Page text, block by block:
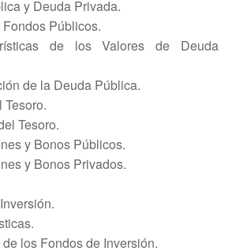
y Deuda Privada.
Públicos.
de los Valores de Deuda
de la Deuda Pública.
Tesoro.
Tesoro.
y Bonos Públicos.
y Bonos Privados.
los Fondos de Inversión.